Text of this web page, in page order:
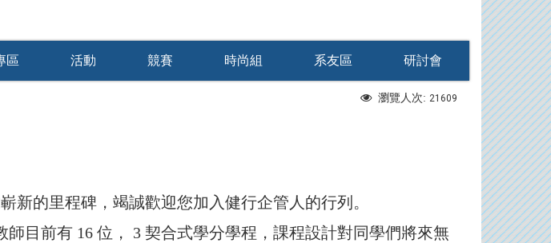
區 活動 競賽 時尚組 系友區 研討會
瀏覽人次: 21609
的里程碑，竭誠歡迎您加入健行企管人的行列。
目前有 16 位， 3 契合式學分學程，課程設計對同學們將來無